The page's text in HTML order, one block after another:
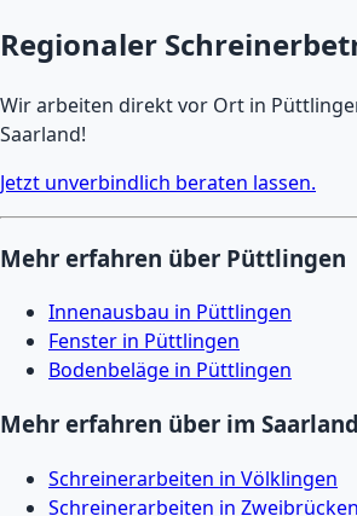
Regionaler
Wir arbeiten direkt vor Ort in
Saarland!
Jetzt unverbindlich beraten lassen.
Mehr erfahren über Püttlingen
Innenausbau in Püttlingen
Fenster in Püttlingen
Bodenbeläge in Püttlingen
Mehr erfahren über im Saarland
Schreinerarbeiten in Völklingen
Schreinerarbeiten in Zweibrücken